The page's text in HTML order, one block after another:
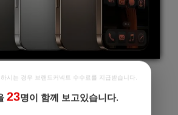
출처 : 애플 홈페이지
시는 경우 브랜드커넥트 수수료를 지급받습니다.
23명이 함께 보고있습니다.